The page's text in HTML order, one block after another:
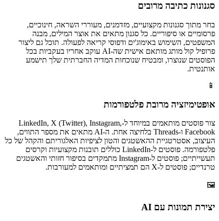
סגנונות כתיבה מרובים
בחר מתוך סגנונות מקצועיים, מזדמנים, מעוררי השראה, חינוכיים,
פרסומיים או סיפוריים. כל סגנון מתאים את אוצר המילים, מבנה
המשפטים, השימוש באימוג'ים ודפוסי קריאה לפעולה. תוכל גם ליצור
פרופיל קול מותג מותאם אישית שה-AI עוקב אחריו בעקביות בכל
הפוסטים שנוצרו, ומבטיח שנוכחות המדיה החברתית שלך תישמע
אותנטית.
📱
אופטימיזציה מרובת פלטפורמות
צור פוסטים מותאמים במיוחד ל-LinkedIn, X (Twitter), Instagram,
Facebook ו-Threads בלחיצה אחת. ה-AI מתאים את מספר התווים,
העיצוב, אסטרטגיית ההאשטגים והטון לציפיות האלגוריתם והקהל של כל
פלטפורמה. פוסטים ל-LinkedIn כוללים תובנות מקצועיות וקרסים
תעשייתיים; פוסטים ל-Instagram מתמקדים בסיפור חזותי והאשטגים
טרנדיים; פוסטים ל-X הם תמציתיים ומותאמים למעורבות.
🖼
יצירת תמונות עם AI